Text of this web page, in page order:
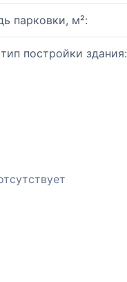
парковки, м²:
постройки здания: